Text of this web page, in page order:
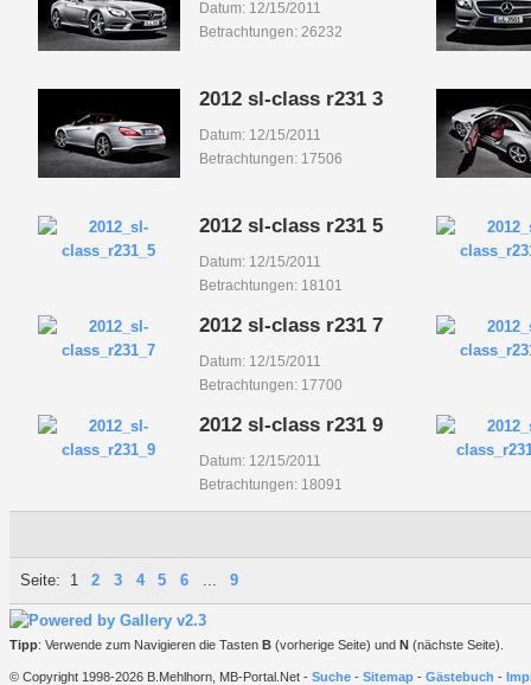
Datum: 12/15/2011
Betrachtungen: 26232
2012 sl-class r231 3
Datum: 12/15/2011
Betrachtungen: 17506
2012 sl-class r231 5
Datum: 12/15/2011
Betrachtungen: 18101
2012 sl-class r231 7
Datum: 12/15/2011
Betrachtungen: 17700
2012 sl-class r231 9
Datum: 12/15/2011
Betrachtungen: 18091
Seite: 1 2 3 4 5 6 ... 9
Tipp: Verwende zum Navigieren die Tasten B (vorherige Seite) und N (nächste Seite).
© Copyright 1998-2026 B.Mehlhorn, MB-Portal.Net - Suche - Sitemap - Gästebuch -